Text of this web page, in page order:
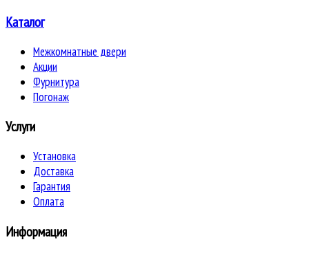
Каталог
Межкомнатные двери
Акции
Фурнитура
Погонаж
Услуги
Установка
Доставка
Гарантия
Оплата
Информация